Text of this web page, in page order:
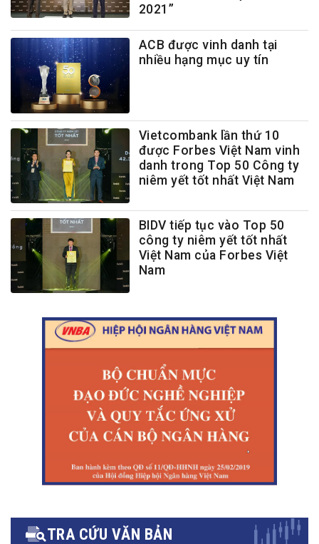
2021”
ACB được vinh danh tại
nhiều hạng mục uy tín
Vietcombank lần thứ 10
được Forbes Việt Nam vinh
danh trong Top 50 Công ty
niêm yết tốt nhất Việt Nam
BIDV tiếp tục vào Top 50
công ty niêm yết tốt nhất
Việt Nam của Forbes Việt
Nam
TRA CỨU VĂN BẢN